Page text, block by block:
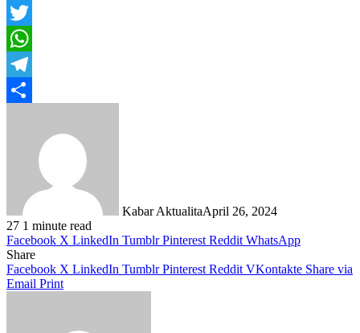
Facebook
Twitter
WhatsApp
Telegram
Kabar AktualitaApril 26, 2024
27 1 minute read
Facebook X LinkedIn Tumblr Pinterest Reddit WhatsApp
Share
Facebook X LinkedIn Tumblr Pinterest Reddit VKontakte Share via
Email Print